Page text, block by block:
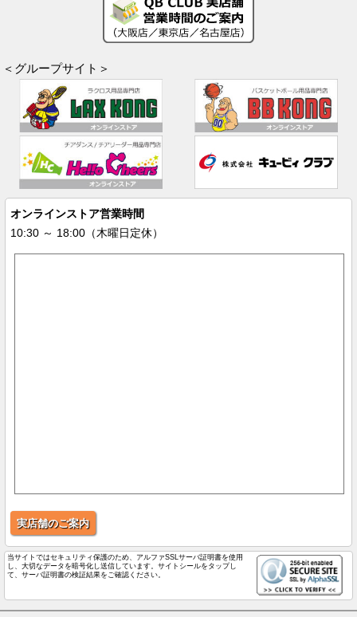
＜グループサイト＞
オンラインストア営業時間
10:30 ～ 18:00（木曜日定休）
実店舗のご案内
当サイトではセキュリティ保護のため、アルファSSLサーバ証明書を使用
し、大切なデータを暗号化し送信しています。サイトシールをタップし
て、サーバ証明書の検証結果をご確認ください。